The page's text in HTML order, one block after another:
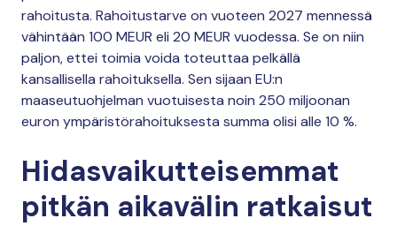
rahoitusta. Rahoitustarve on vuoteen 2027 mennessä
vähintään 100 MEUR eli 20 MEUR vuodessa. Se on niin
paljon, ettei toimia voida toteuttaa pelkällä
kansallisella rahoituksella. Sen sijaan EU:n
maaseutuohjelman vuotuisesta noin 250 miljoonan
euron ympäristörahoituksesta summa olisi alle 10 %.
Hidasvaikutteisemmat
pitkän aikavälin ratkaisut